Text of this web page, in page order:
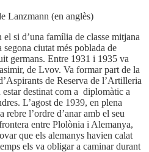
Lanzmann (en anglès)
si d’una família de classe mitjana
ciutat més poblada de
germans. Entre 1931 i 1935 va
de Lvov. Va formar part de la
de Reserva de l’Artilleria
destinat com a diplomàtic a
L’agost de 1939, en plena
l’ordre d’anar amb el seu
entre Plolònia i Alemanya,
que els alemanys havien calat
els va obligar a caminar durant